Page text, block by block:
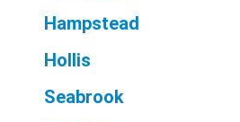
Hampstead
Hollis
Seabrook